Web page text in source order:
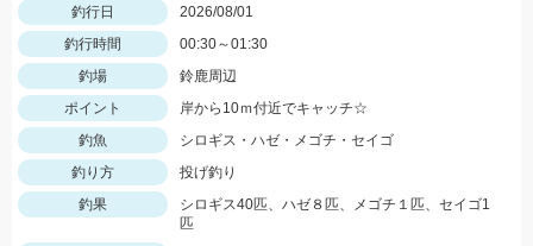
釣行日
2026/08/01
釣行時間
00:30～01:30
釣場
鈴鹿周辺
ポイント
岸から10ｍ付近でキャッチ☆
釣魚
シロギス・ハゼ・メゴチ・セイゴ
釣り方
投げ釣り
釣果
シロギス40匹、ハゼ８匹、メゴチ１匹、セイゴ1
匹